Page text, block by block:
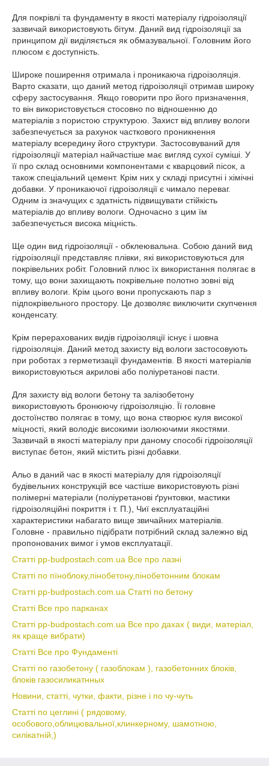
Для покрівлі та фундаменту в якості матеріалу гідроізоляції
зазвичай використовують бітум. Даний вид гідроізоляції за
принципом дії виділяється як обмазувальної. Головним його
плюсом є доступність.
Широке поширення отримала і проникаюча гідроізоляція.
Варто сказати, що даний метод гідроізоляції отримав широку
сферу застосування. Якщо говорити про його призначення,
то він використовується стосовно по відношенню до
матеріалів з пористою структурою. Захист від впливу вологи
забезпечується за рахунок часткового проникнення
матеріалу всередину його структури. Застосовуваний для
гідроізоляції матеріал найчастіше має вигляд сухої суміші. У
її про склад основними компонентами є кварцовий пісок, а
також спеціальний цемент. Крім них у складі присутні і хімічні
добавки. У проникаючої гідроізоляції є чимало переваг.
Одним із значущих є здатність підвищувати стійкість
матеріалів до впливу вологи. Одночасно з цим їм
забезпечується висока міцність.
Ще один вид гідроізоляції - обклеювальна. Собою даний вид
гідроізоляції представляє плівки, які використовуються для
покрівельних робіт. Головний плюс їх використання полягає в
тому, що вони захищають покрівельне полотно зовні від
впливу вологи. Крім цього вони пропускають пар з
підпокрівельного простору. Це дозволяє виключити скупчення
конденсату.
Крім перерахованих видів гідроізоляції існує і шовна
гідроізоляція. Даний метод захисту від вологи застосовують
при роботах з герметизації фундаментів. В якості матеріалів
використовуються акрилові або поліуретанові пасти.
Для захисту від вологи бетону та залізобетону
використовують бронюючу гідроізоляцію. Її головне
достоїнство полягає в тому, що вона створює куля високої
міцності, який володіє високими ізолюючими якостями.
Зазвичай в якості матеріалу при даному способі гідроізоляції
виступає бетон, який містить різні добавки.
Альо в даний час в якості матеріалу для гідроізоляції
будівельних конструкцій все частіше використовують різні
полімерні матеріали (поліуретанові ґрунтовки, мастики
гідроізоляційні покриття і т. П.), Чиї експлуатаційні
характеристики набагато вище звичайних матеріалів.
Головне - правильно підібрати потрібний склад залежно від
пропонованих вимог і умов експлуатації.
Статті pp-budpostach.com.ua Все про лазні
Статті по пїноблоку,пінобетону,пінобетонним блокам
Статті pp-budpostach.com.ua Статті по бетону
Статті Все про парканах
Статті pp-budpostach.com.ua Все про дахах ( види, матеріал,
як краще вибрати)
Статті Все про Фундаменті
Статті по газобетону ( газоблокам ), газобетонних блоків,
блоків газосиликатнных
Новини, статті, чутки, факти, різне і по чу-чуть
Статті по цеглині ( рядовому,
особового,облицювальної,клинкерному, шамотною,
силікатній,)